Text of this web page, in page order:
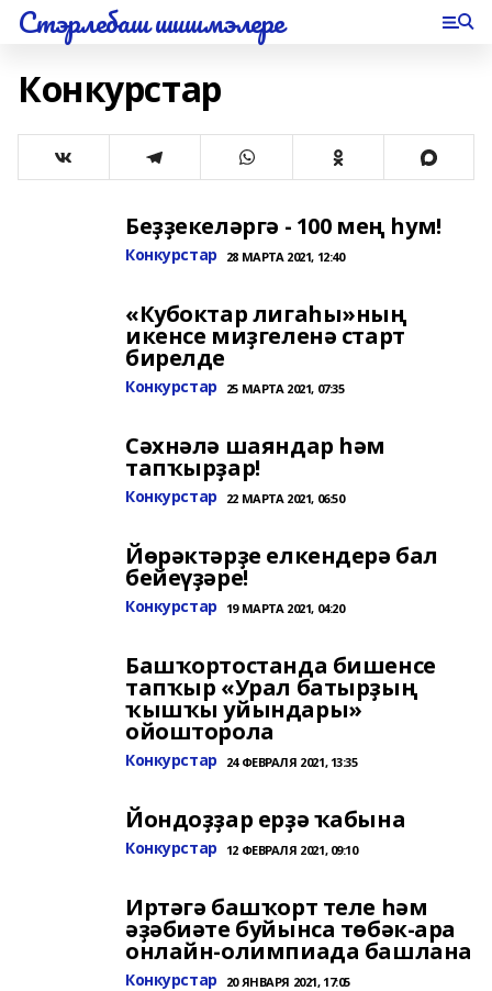
Стэрлебаш шишмэлере
Конкурстар
Беҙҙекеләргә - 100 мең һум!
Конкурстар 28 МАРТА 2021, 12:40
«Кубоктар лигаһы»ның
икенсе миҙгеленә старт
бирелде
Конкурстар 25 МАРТА 2021, 07:35
Сәхнәлә шаяндар һәм
тапҡырҙар!
Конкурстар 22 МАРТА 2021, 06:50
Йөрәктәрҙе елкендерә бал
бейеүҙәре!
Конкурстар 19 МАРТА 2021, 04:20
Башҡортостанда бишенсе
тапҡыр «Урал батырҙың
ҡышҡы уйындары»
ойошторола
Конкурстар 24 ФЕВРАЛЯ 2021, 13:35
Йондоҙҙар ерҙә ҡабына
Конкурстар 12 ФЕВРАЛЯ 2021, 09:10
Иртәгә башҡорт теле һәм
әҙәбиәте буйынса төбәк-ара
онлайн-олимпиада башлана
Конкурстар 20 ЯНВАРЯ 2021, 17:05